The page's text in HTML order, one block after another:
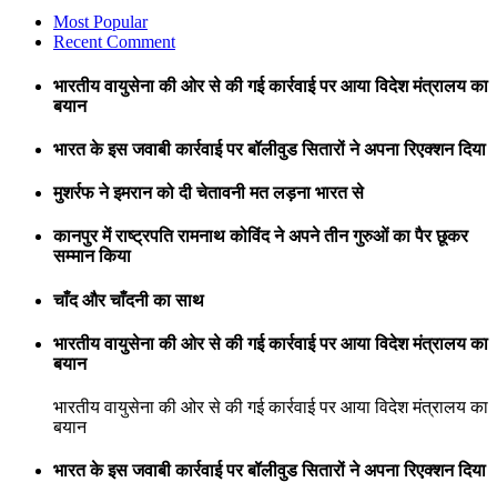
Most Popular
Recent Comment
भारतीय वायुसेना की ओर से की गई कार्रवाई पर आया विदेश मंत्रालय का
बयान
भारत के इस जवाबी कार्रवाई पर बॉलीवुड सितारों ने अपना रिएक्शन दिया
मुशर्रफ ने इमरान को दी चेतावनी मत लड़ना भारत से
कानपुर में राष्ट्रपति रामनाथ कोविंद ने अपने तीन गुरुओं का पैर छूकर
सम्मान किया
चाँद और चाँदनी का साथ
भारतीय वायुसेना की ओर से की गई कार्रवाई पर आया विदेश मंत्रालय का
बयान
भारतीय वायुसेना की ओर से की गई कार्रवाई पर आया विदेश मंत्रालय का
बयान
भारत के इस जवाबी कार्रवाई पर बॉलीवुड सितारों ने अपना रिएक्शन दिया